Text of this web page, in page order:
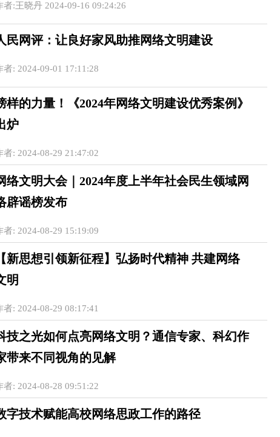
者:王晓丹 2024-09-16 09:24:26
民网评：让良好家风助推网络文明建设
者: 2024-09-01 17:11:28
样的力量！《2024年网络文明建设优秀案例》
炉
者: 2024-08-29 21:47:02
络文明大会｜2024年度上半年社会民生领域网
辟谣榜发布
者: 2024-08-29 15:19:09
【新思想引领新征程】弘扬时代精神 共建网络
明
者: 2024-08-29 08:17:41
技之光如何点亮网络文明？通信专家、科幻作
带来不同视角的见解
者: 2024-08-28 09:51:22
字技术赋能高校网络思政工作的路径